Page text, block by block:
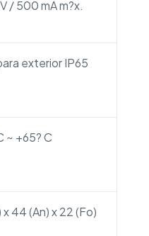
/ 500 mA m?x.
exterior IP65
~ +65? C
x 44 (An) x 22 (Fo)